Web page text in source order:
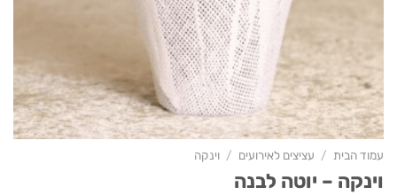
עמוד הבית / עציצים לאירועים / וינקה
וינקה – יוטה לבנה